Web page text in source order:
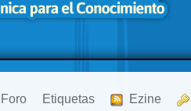
Foro Etiquetas Ezine